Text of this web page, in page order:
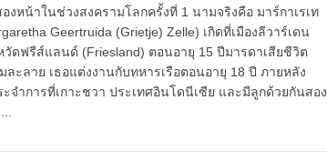
งหน้าในช่วงสงครามโลกครั้งที่ 1 นามจริงคือ มาร์กาเรเท
Geertruida (Grietje) Zelle) เกิดที่เมืองลีวาร์เดน
วัดฟรีส์แลนด์ (Friesland) ตอนอายุ 15 ปีมารดาเสียชีวิต
ะลาย เธอแต่งงานกับทหารเรือตอนอายุ 18 ปี ภายหลัง
จำการที่เกาะชวา ประเทศอินโดนีเซีย และมีลูกด้วยกันสอง